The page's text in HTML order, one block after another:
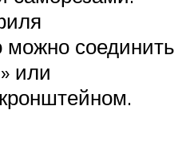
можно соединить
или